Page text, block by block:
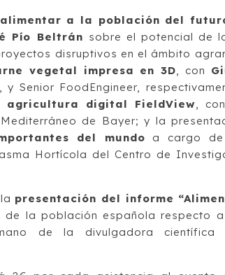
a la población del
Pío Beltrán sobre el potencial de
disruptivos en el ámbito
vegetal impresa en 3D, con
y Senior FoodEngineer,
agricultura digital FieldView, con
de Bayer; y la
del mundo a cargo de
Hortícola del Centro de
presentación del informe
de la población española respecto
de la divulgadora científica